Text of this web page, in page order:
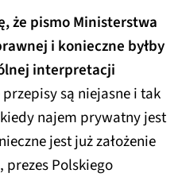
że pismo Ministerstwa
i konieczne byłby
interpretacji
są niejasne i tak
najem prywatny jest
jest już założenie
Polskiego